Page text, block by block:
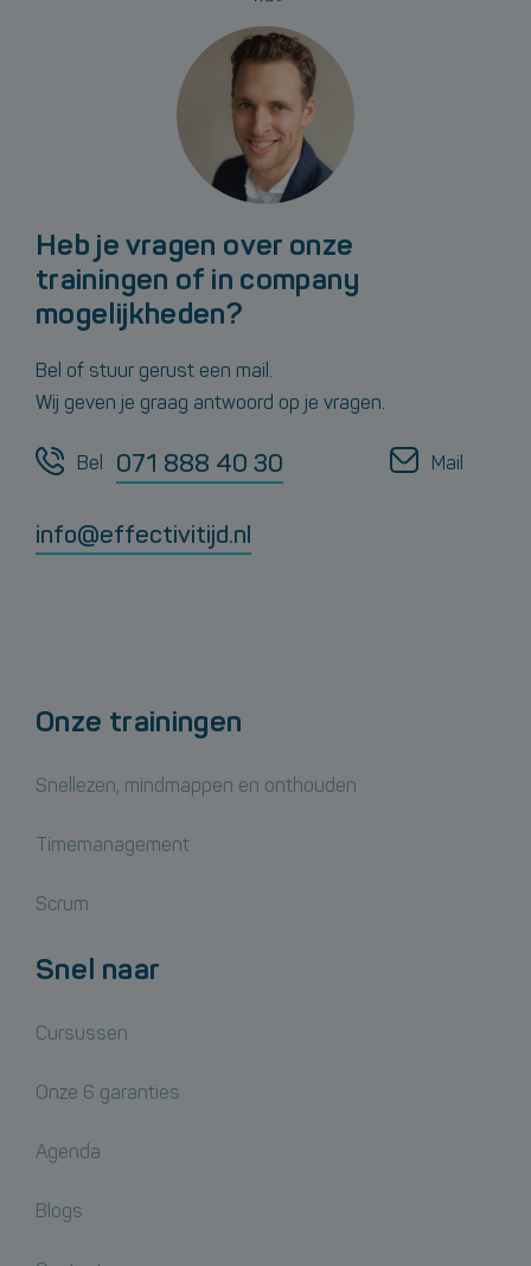
Heb je vragen over onze
trainingen of in company
mogelijkheden?
Bel of stuur gerust een mail.
Wij geven je graag antwoord op je vragen.
Bel 071 888 40 30 Mail
info@effectivitijd.nl
Onze trainingen
Snellezen, mindmappen en onthouden
Timemanagement
Scrum
Snel naar
Cursussen
Onze 6 garanties
Agenda
Blogs